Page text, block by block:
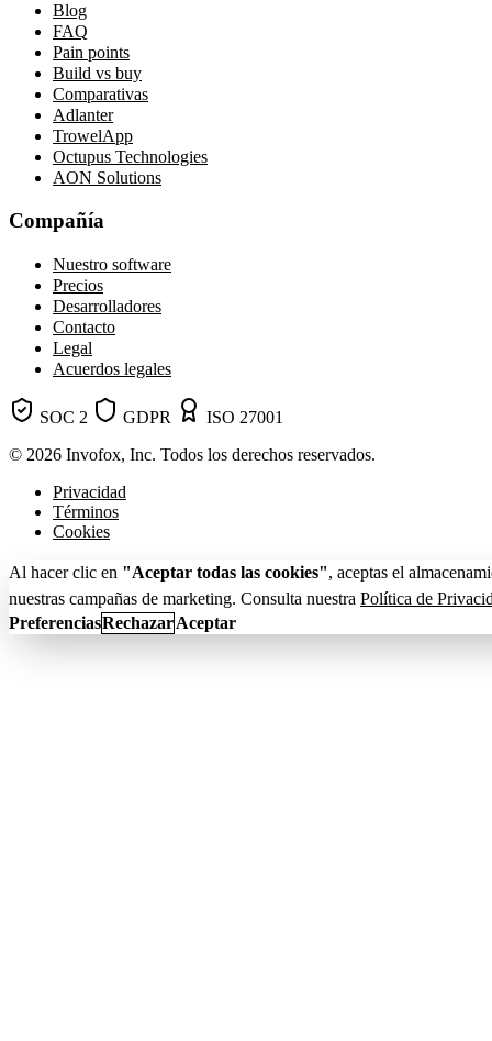
Blog
FAQ
Pain points
Build vs buy
Comparativas
Adlanter
TrowelApp
Octupus Technologies
AON Solutions
Compañía
Nuestro software
Precios
Desarrolladores
Contacto
Legal
Acuerdos legales
SOC 2 GDPR
ISO 27001
© 2026 Invofox, Inc. Todos los derechos reservados.
Privacidad
Términos
Cookies
Al hacer clic en "Aceptar todas las cookies", aceptas el
nuestras campañas de marketing. Consulta nuestra Política de
PreferenciasRechazarAceptar